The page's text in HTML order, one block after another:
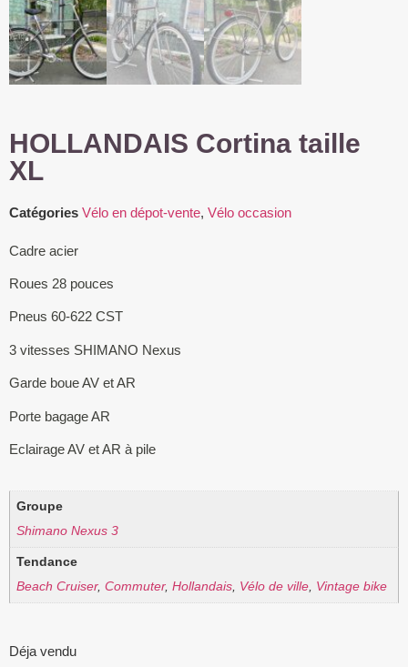
HOLLANDAIS Cortina taille
XL
Catégories Vélo en dépot-vente, Vélo occasion
Cadre acier
Roues 28 pouces
Pneus 60-622 CST
3 vitesses SHIMANO Nexus
Garde boue AV et AR
Porte bagage AR
Eclairage AV et AR à pile
Groupe
Shimano Nexus 3
Tendance
Beach Cruiser, Commuter, Hollandais, Vélo de ville, Vintage bike
Déja vendu